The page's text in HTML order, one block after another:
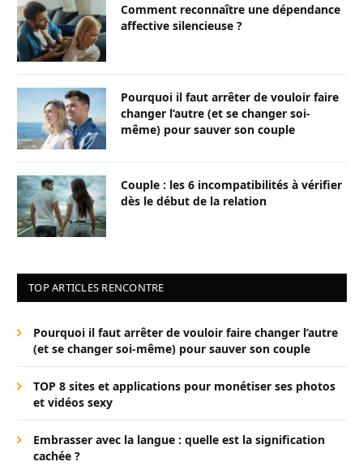
Comment reconnaître une dépendance
affective silencieuse ?
Pourquoi il faut arrêter de vouloir faire
changer l’autre (et se changer soi-
même) pour sauver son couple
Couple : les 6 incompatibilités à vérifier
dès le début de la relation
TOP ARTICLES RENCONTRE
Pourquoi il faut arrêter de vouloir faire changer l’autre
(et se changer soi-même) pour sauver son couple
TOP 8 sites et applications pour monétiser ses photos
et vidéos sexy
Embrasser avec la langue : quelle est la signification
cachée ?